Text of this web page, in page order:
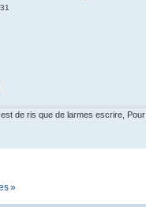
est de ris que de larmes escrire,
»